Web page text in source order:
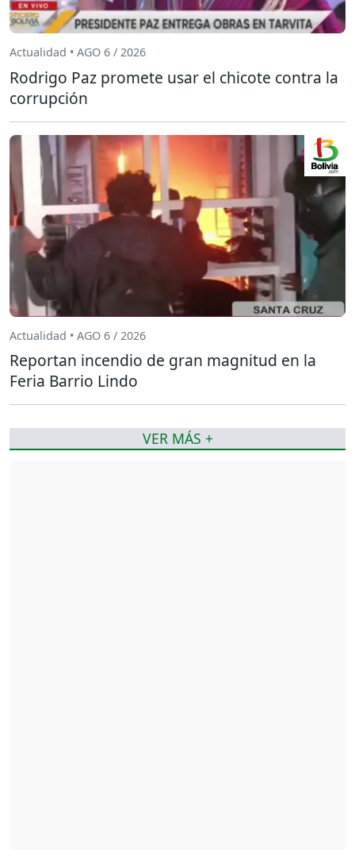
Actualidad • AGO 6 / 2026
Rodrigo Paz promete usar el chicote contra la
corrupción
Actualidad • AGO 6 / 2026
Reportan incendio de gran magnitud en la
Feria Barrio Lindo
VER MÁS +